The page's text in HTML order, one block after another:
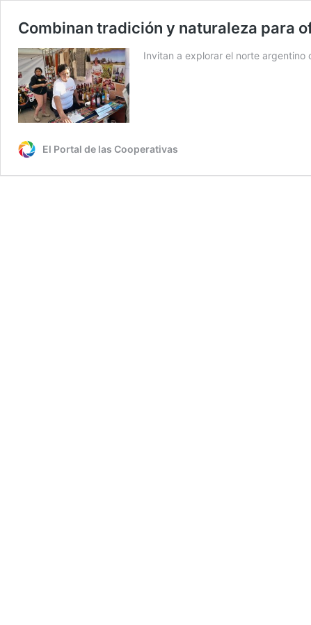
Combinan tradición y naturaleza para
Invitan a explorar el norte
El Portal de las Cooperativas